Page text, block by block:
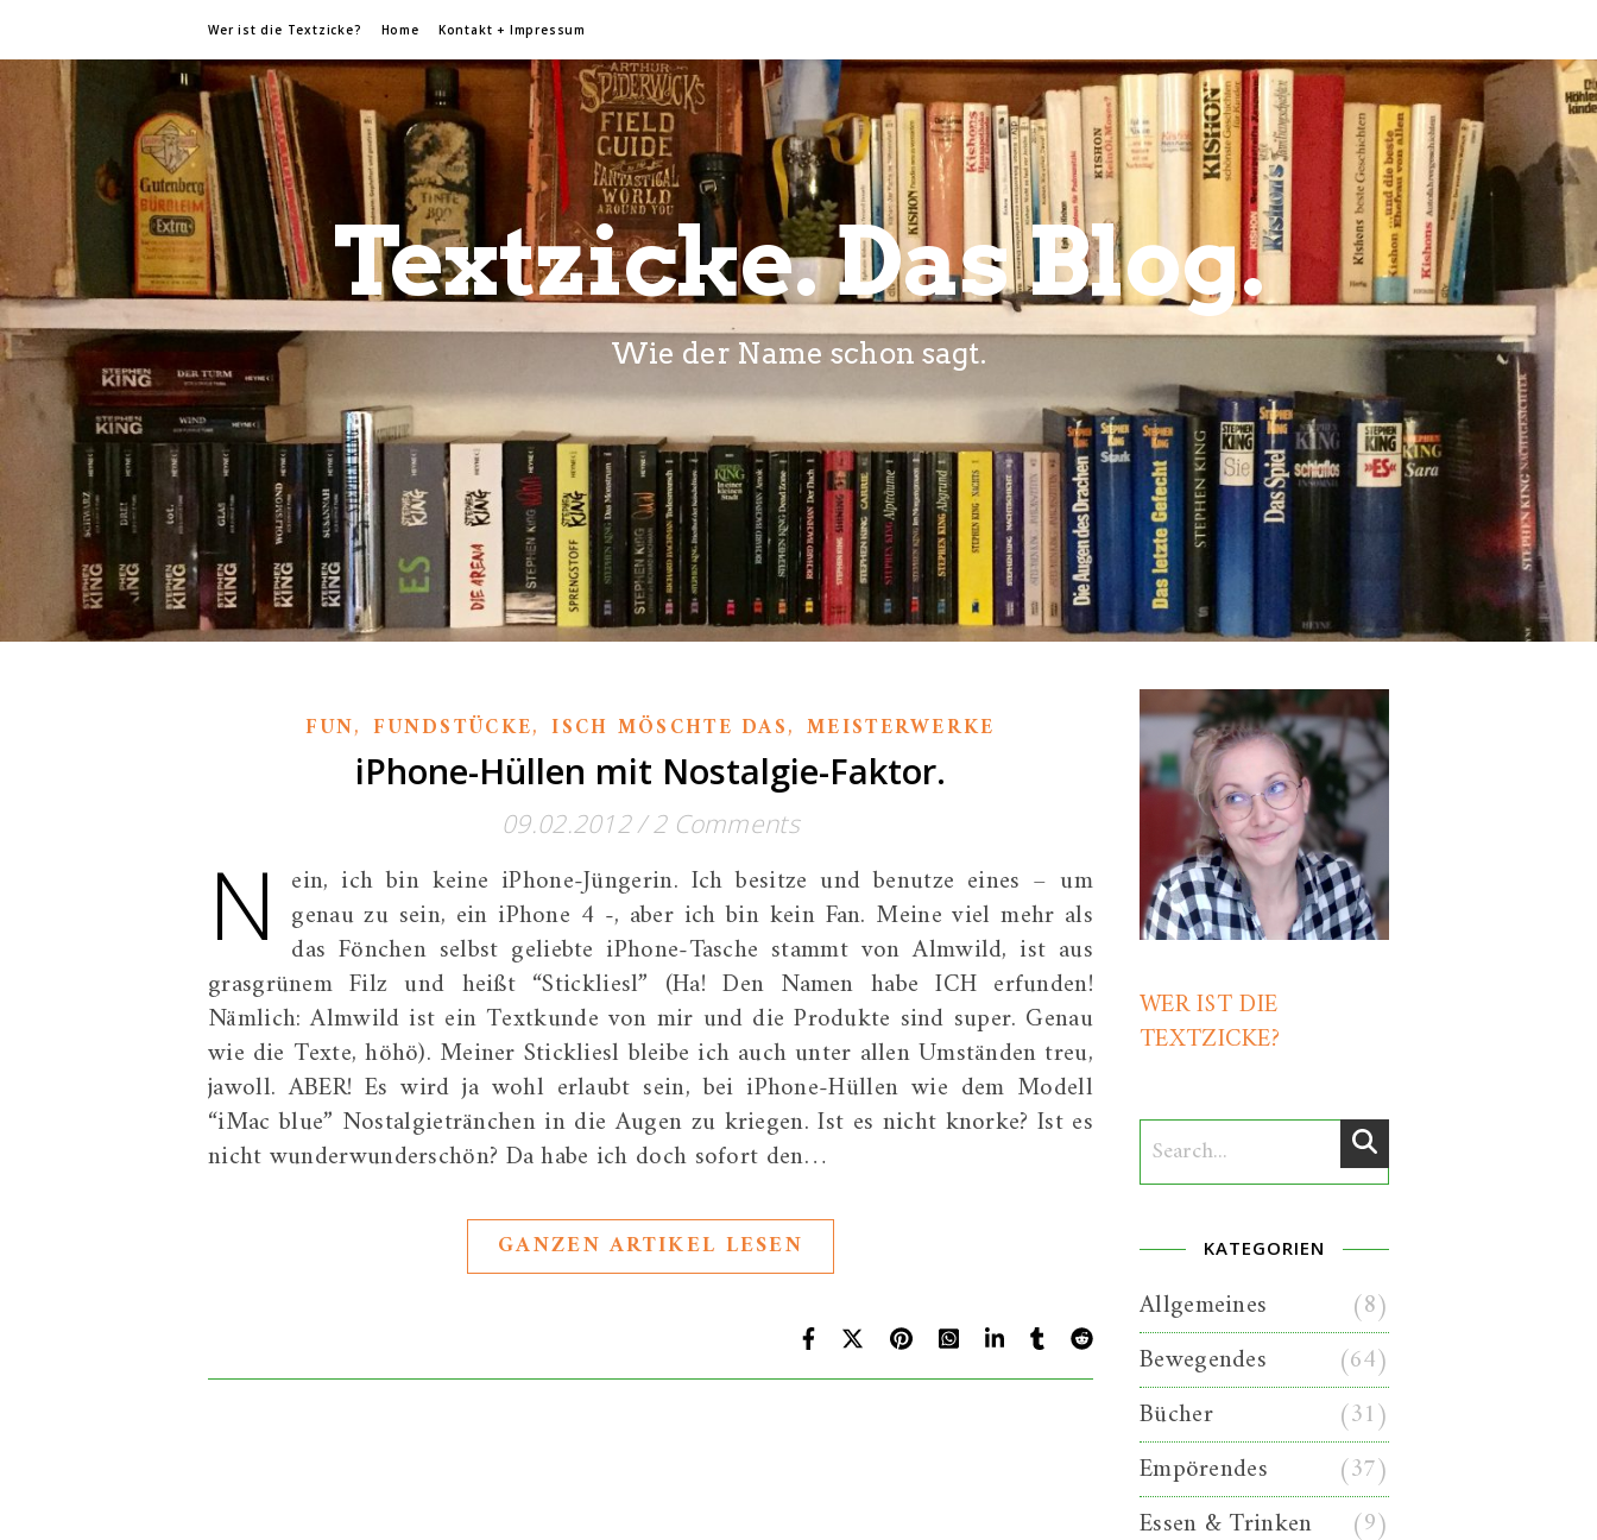
Wer ist die Textzicke? Home Kontakt + Impressum
Textzicke. Das Blog.
Wie der Name schon sagt.
FUN,FUNDSTÜCKE,ISCH MÖSCHTE DAS,MEISTERWERKE
iPhone-Hüllen mit Nostalgie-Faktor.
09.02.2012/ 2 Comments
N ein, ich bin keine iPhone-Jüngerin. Ich besitze und benutze eines – um
genau zu sein, ein iPhone 4 -, aber ich bin kein Fan. Meine viel mehr als
das Fönchen selbst geliebte iPhone-Tasche stammt von Almwild, ist aus
grasgrünem Filz und heißt “Stickliesl” (Ha! Den Namen habe ICH erfunden!
Nämlich: Almwild ist ein Textkunde von mir und die Produkte sind super. Genau
wie die Texte, höhö). Meiner Stickliesl bleibe ich auch unter allen Umständen treu,
jawoll. ABER! Es wird ja wohl erlaubt sein, bei iPhone-Hüllen wie dem Modell
“iMac blue” Nostalgietränchen in die Augen zu kriegen. Ist es nicht knorke? Ist es
nicht wunderwunderschön? Da habe ich doch sofort den…
GANZEN ARTIKEL LESEN
WER IST DIE
TEXTZICKE?
KATEGORIEN
Allgemeines
(8)
Bewegendes
(64)
Bücher
(31)
Empörendes
(37)
Essen & Trinken
(9)